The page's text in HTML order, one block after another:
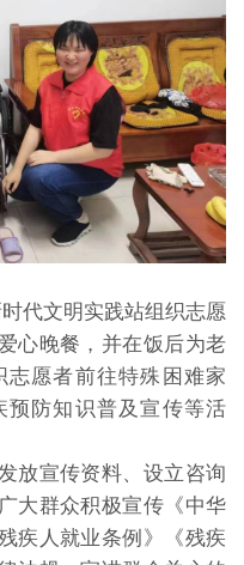
代文明实践站组织志愿
心晚餐，并在饭后为老
愿者前往特殊困难家
预防知识普及宣传等活
宣传资料、设立咨询
大群众积极宣传《中华
疾人就业条例》《残疾